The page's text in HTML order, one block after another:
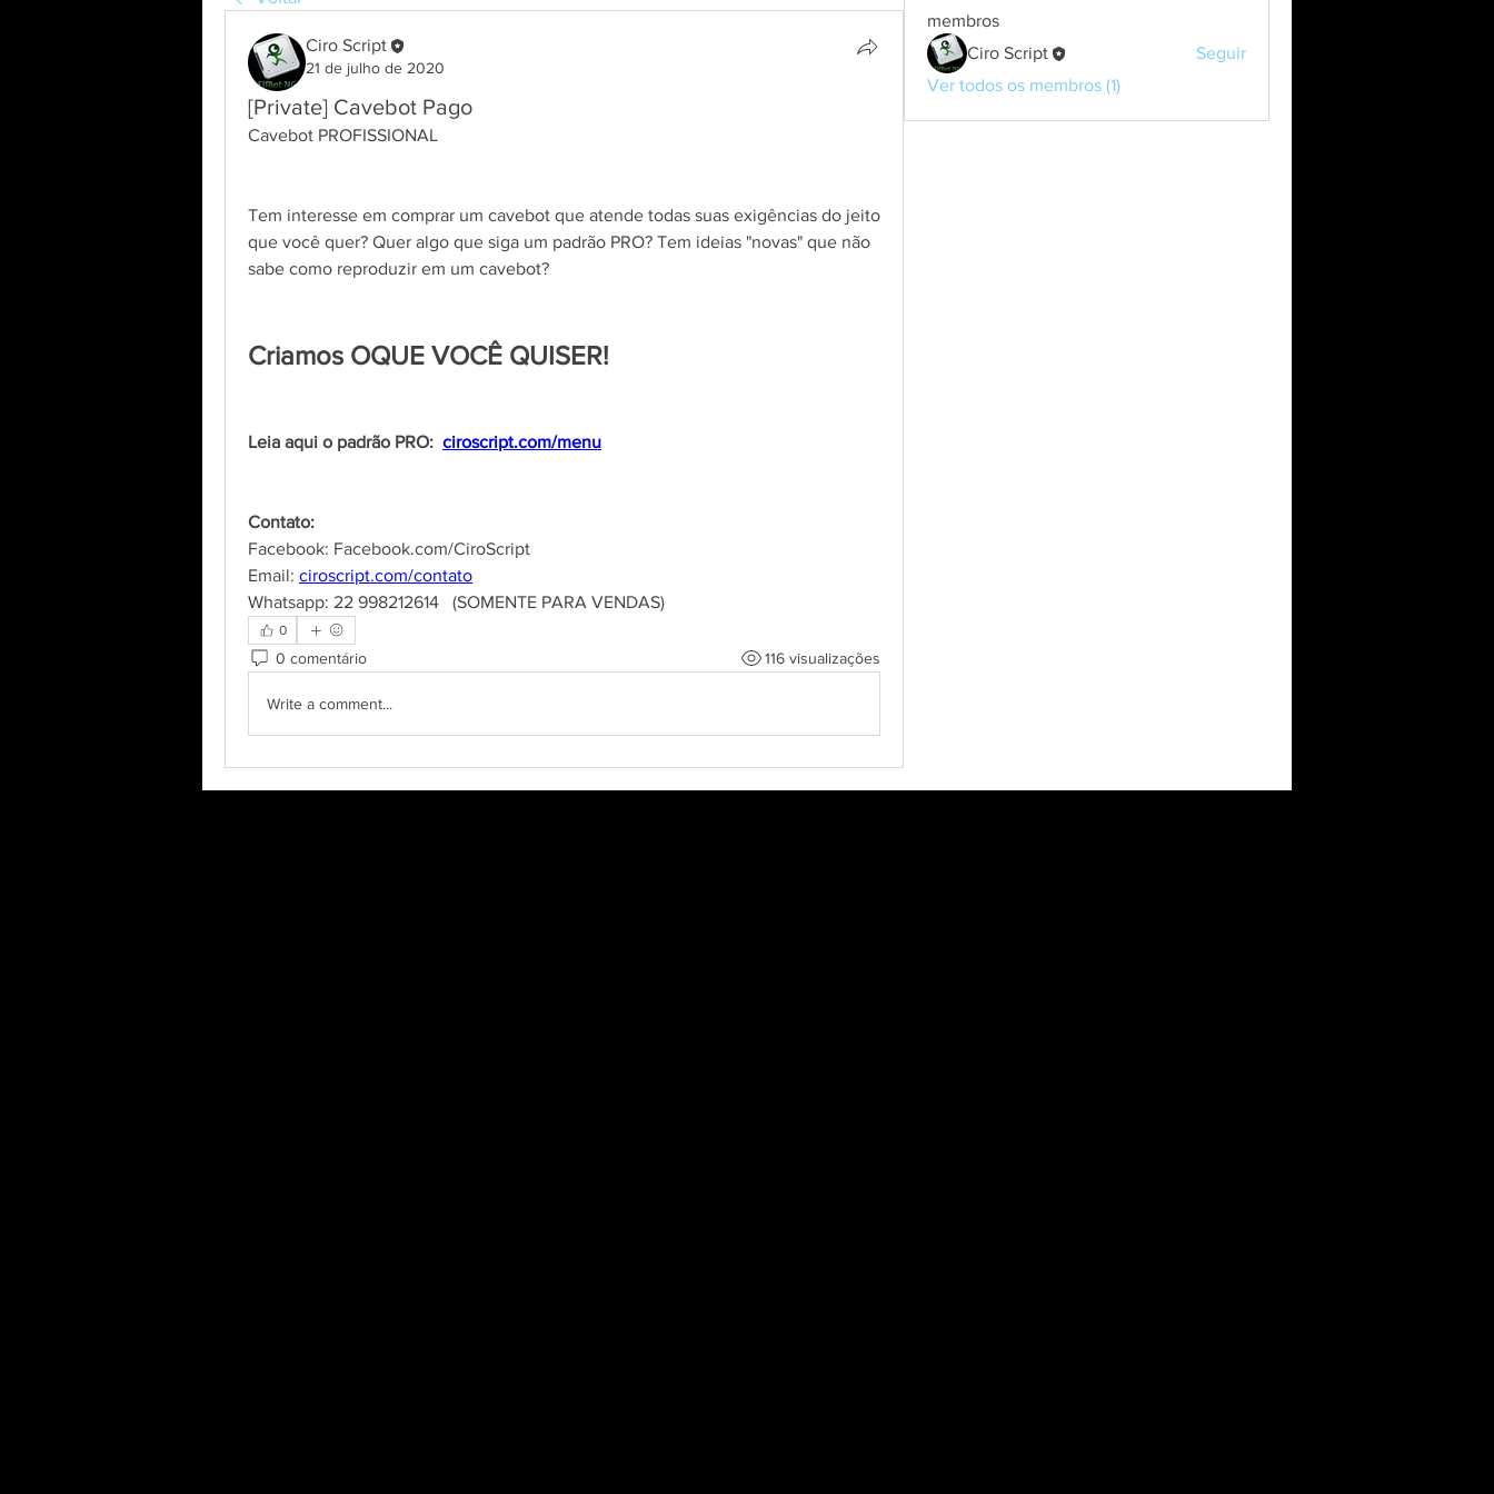
Ciro Script
21 de julho de 2020
[Private] Cavebot Pago
Cavebot PROFISSIONAL
Tem interesse em comprar um cavebot que atende todas suas exigências do jeito
que você quer? Quer algo que siga um padrão PRO? Tem ideias "novas" que não
sabe como reproduzir em um cavebot?
Criamos OQUE VOCÊ QUISER!
Leia aqui o padrão PRO: ciroscript.com/menu
Contato:
Facebook: Facebook.com/CiroScript
Email: ciroscript.com/contato
Whatsapp: 22 998212614   (SOMENTE PARA VENDAS)
0
0 comentário 116 visualizações
Write a comment...
membros
Ciro Script
Seguir
Ver todos os membros (1)